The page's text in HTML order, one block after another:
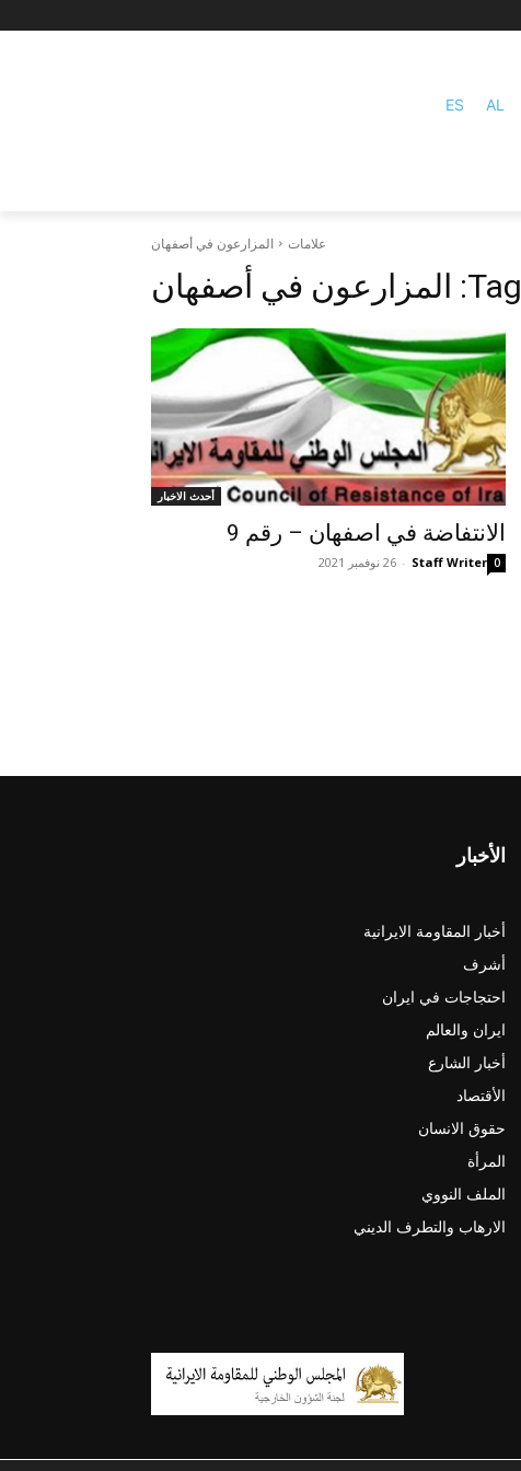
ES AL
علامات المزارعون في أصفهان
Tag: المزارعون في أصفهان
أحدث الاخبار
الانتفاضة في اصفهان – رقم 9
Staff Writer
- 26 نوفمبر 2021 0
الأخبار
أخبار المقاومة الايرانية
أشرف
احتجاجات في ايران
ايران والعالم
أخبار الشارع
الأقتصاد
حقوق الانسان
المرأة
الملف النووي
الارهاب والتطرف الديني